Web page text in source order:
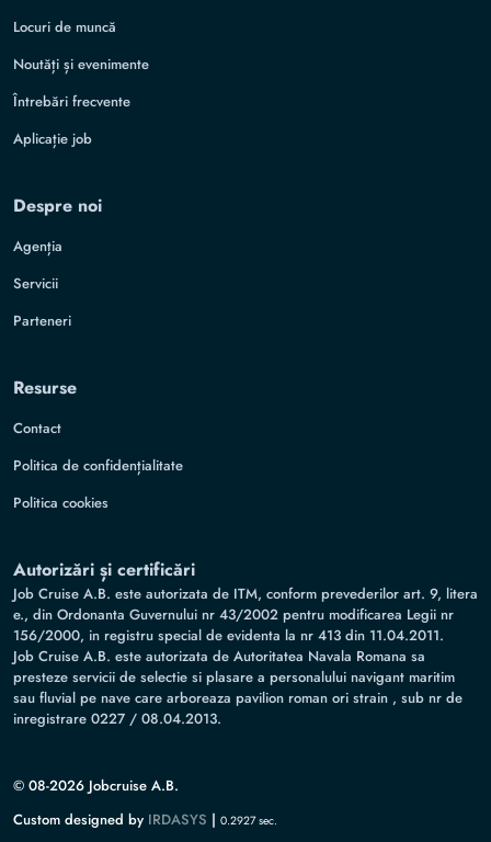
Locuri de muncă
Noutăți și evenimente
Întrebări frecvente
Aplicație job
Despre noi
Agenția
Servicii
Parteneri
Resurse
Contact
Politica de confidențialitate
Politica cookies
Autorizări și certificări
Job Cruise A.B. este autorizata de ITM, conform prevederilor art. 9, litera
e., din Ordonanta Guvernului nr 43/2002 pentru modificarea Legii nr
156/2000, in registru special de evidenta la nr 413 din 11.04.2011.
Job Cruise A.B. este autorizata de Autoritatea Navala Romana sa
presteze servicii de selectie si plasare a personalului navigant maritim
sau fluvial pe nave care arboreaza pavilion roman ori strain , sub nr de
inregistrare 0227 / 08.04.2013.
© 08-2026 Jobcruise A.B.
Custom designed by IRDASYS | 0.2927 sec.